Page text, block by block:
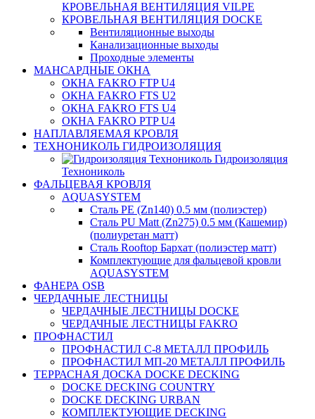
КРОВЕЛЬНАЯ ВЕНТИЛЯЦИЯ VILPE
КРОВЕЛЬНАЯ ВЕНТИЛЯЦИЯ DOCKE
Вентиляционные выходы
Канализационные выходы
Проходные элементы
МАНСАРДНЫЕ ОКНА
ОКНА FAKRO FTP U4
ОКНА FAKRO FTS U2
ОКНА FAKRO FTS U4
ОКНА FAKRO PTP U4
НАПЛАВЛЯЕМАЯ КРОВЛЯ
ТЕХНОНИКОЛЬ ГИДРОИЗОЛЯЦИЯ
Гидроизоляция
Технониколь
ФАЛЬЦЕВАЯ КРОВЛЯ
AQUASYSTEM
Сталь PE (Zn140) 0.5 мм (полиэстер)
Сталь PU Matt (Zn275) 0.5 мм (Кашемир)
(полиуретан матт)
Сталь Rooftop Бархат (полиэстер матт)
Комплектующие для фальцевой кровли
AQUASYSTEM
ФАНЕРА OSB
ЧЕРДАЧНЫЕ ЛЕСТНИЦЫ
ЧЕРДАЧНЫЕ ЛЕСТНИЦЫ DOCKE
ЧЕРДАЧНЫЕ ЛЕСТНИЦЫ FAKRO
ПРОФНАСТИЛ
ПРОФНАСТИЛ C-8 МЕТАЛЛ ПРОФИЛЬ
ПРОФНАСТИЛ МП-20 МЕТАЛЛ ПРОФИЛЬ
ТЕРРАСНАЯ ДОСКА DOCKE DECKING
DOCKE DECKING COUNTRY
DOCKE DECKING URBAN
КОМПЛЕКТУЮЩИЕ DECKING